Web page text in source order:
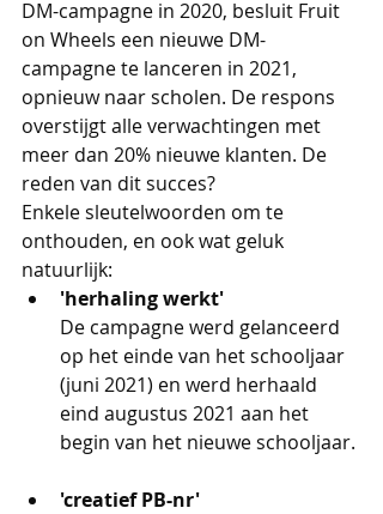
DM-campagne in 2020, besluit Fruit
on Wheels een nieuwe DM-
campagne te lanceren in 2021,
opnieuw naar scholen. De respons
overstijgt alle verwachtingen met
meer dan 20% nieuwe klanten. De
reden van dit succes?
Enkele sleutelwoorden om te
onthouden, en ook wat geluk
natuurlijk:
'herhaling werkt'
De campagne werd gelanceerd
op het einde van het schooljaar
(juni 2021) en werd herhaald
eind augustus 2021 aan het
begin van het nieuwe schooljaar.
'creatief PB-nr'